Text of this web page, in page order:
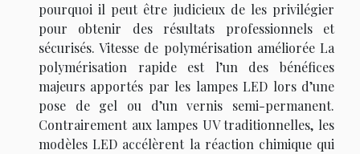
pourquoi il peut être judicieux de les privilégier
pour obtenir des résultats professionnels et
sécurisés. Vitesse de polymérisation améliorée La
polymérisation rapide est l’un des bénéfices
majeurs apportés par les lampes LED lors d’une
pose de gel ou d’un vernis semi-permanent.
Contrairement aux lampes UV traditionnelles, les
modèles LED accélèrent la réaction chimique qui